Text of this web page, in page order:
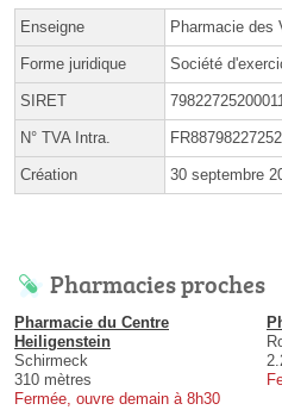
Enseigne Pharmacie des
Forme juridique Société
SIRET
N° TVA Intra. FR88798227252
Création 30 septembre
Pharmacies proches
Pharmacie du Centre
Heiligenstein
Schirmeck
310 mètres
Fermée, ouvre demain à 8h30